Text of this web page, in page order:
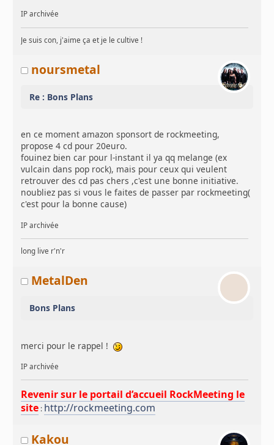
IP archivée
Je suis con, j'aime ça et je le cultive !
noursmetal
Re : Bons Plans
en ce moment amazon sponsort de rockmeeting,
propose 4 cd pour 20euro.
fouinez bien car pour l-instant il ya qq melange (ex
vulcain dans pop rock), mais pour ceux qui veulent
retrouver des cd pas chers ,c'est une bonne initiative.
noubliez pas si vous le faites de passer par rockmeeting(
c'est pour la bonne cause)
IP archivée
long live r'n'r
MetalDen
Bons Plans
merci pour le rappel !
IP archivée
Revenir sur le portail d’accueil RockMeeting le
site : http://rockmeeting.com
Kakou